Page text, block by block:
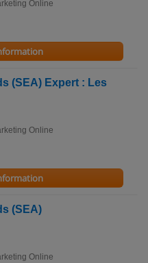
Online
(SEA) Expert : Les
Online
(SEA)
Online